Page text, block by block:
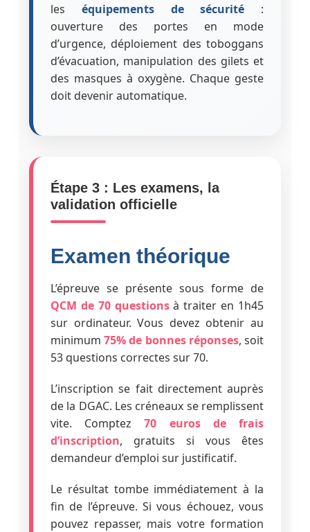
les équipements de sécurité :
ouverture des portes en mode
d’urgence, déploiement des toboggans
d’évacuation, manipulation des gilets et
des masques à oxygène. Chaque geste
doit devenir automatique.
Étape 3 : Les examens, la
validation officielle
Examen théorique
L’épreuve se présente sous forme de
QCM de 70 questionsà traiter en 1h45
sur ordinateur. Vous devez obtenir au
minimum75% de bonnes réponses, soit
53 questions correctes sur 70.
L’inscription se fait directement auprès
de la DGAC. Les créneaux se remplissent
vite. Comptez70 euros de frais
d’inscription, gratuits si vous êtes
demandeur d’emploi sur justificatif.
Le résultat tombe immédiatement à la
fin de l’épreuve. Si vous échouez, vous
pouvez repasser, mais votre formation